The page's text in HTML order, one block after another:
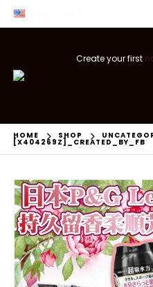
Create your first
HOME SHOP
[X404269Z]_CREATED_BY_FB